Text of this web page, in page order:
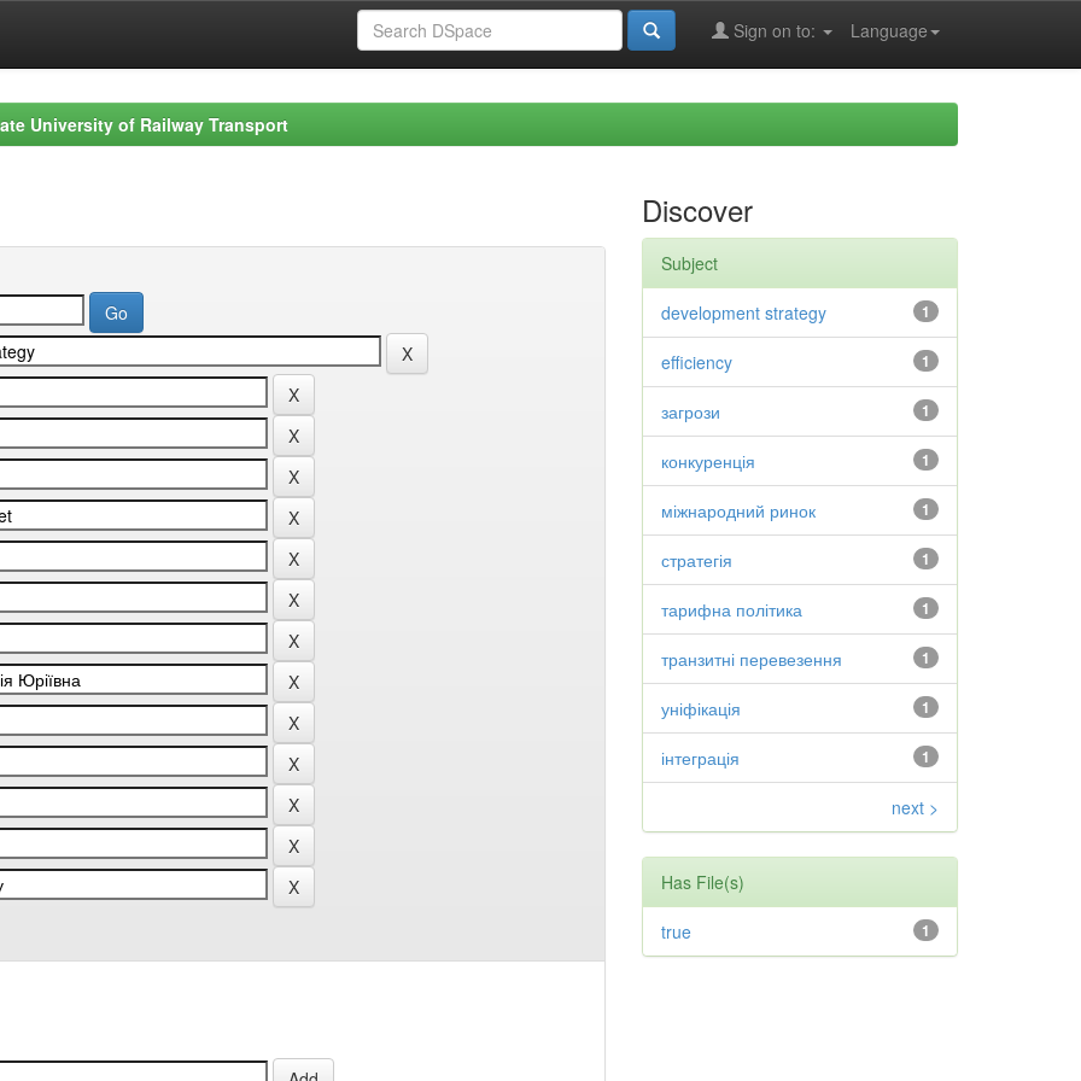
Language
Sign on to:
University of Railway Transport
Discover
Subject
1
development strategy
1
efficiency
1
загрози
1
конкуренція
1
міжнародний ринок
1
стратегія
1
тарифна політика
1
транзитні перевезення
1
уніфікація
1
інтеграція
next >
Has File(s)
1
true